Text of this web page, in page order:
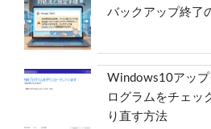
バックアップ終了
Windows10アッ
ログラムをチェッ
り直す方法